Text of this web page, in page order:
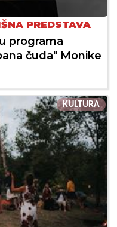
PREDSTAVA
programa
čuda" Monike
KULTURA